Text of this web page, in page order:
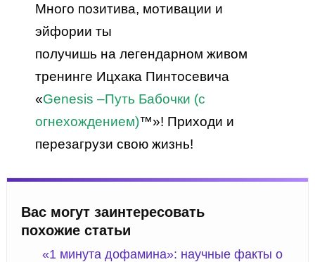
Много позитива, мотивации и
эйфории ты
получишь на легендарном живом
тренинге Ицхака Пинтосевича
«Genesis –Путь Бабочки (с
огнехождением)™»! Приходи и
перезагрузи свою жизнь!
Вас могут заинтересовать
похожие статьи
«1 минута дофамина»: научные факты о